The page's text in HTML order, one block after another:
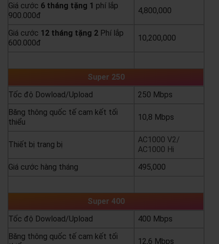
Giá cước 6 tháng tặng 1 phí lắp
900.000đ
4,800,000
Giá cước 12 tháng tặng 2 Phí lắp
600.000đ
10,200,000
Super 250
Tốc độ Dowload/Upload
250 Mbps
Băng thông quốc tế cam kết tối
thiểu
10,8 Mbps
Thiết bị trang bị
AC1000 V2/
AC1000 Hi
Giá cước hàng tháng
495,000
Super 400
Tốc độ Dowload/Upload
400 Mbps
Băng thông quốc tế cam kết tối
12,6 Mbps